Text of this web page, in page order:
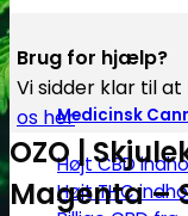
Medicinsk
Højt CBD
Højt THC
Brug for hjælp?
Vi sidder klar til
os her
OZO |
Magenta –